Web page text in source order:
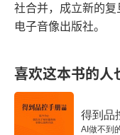
4.西方“史学之父”
1.修昔底德与《伯
2.西方政治军事史
社合并，成立新的
电子音像出版社。
喜欢这本书的人
得到品
AI做不到